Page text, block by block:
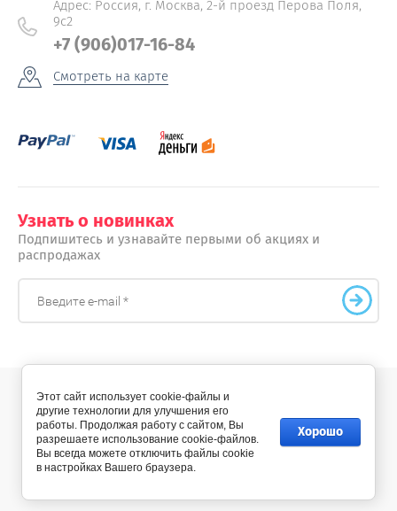
Адрес: Россия, г. Москва, 2-й проезд Перова Поля,
9с2
+7 (906)017-16-84
Смотреть на карте
Узнать о новинках
Подпишитесь и узнавайте первыми об акциях и
распродажах
© 2012 - 2026 skovoroda-shop.ru
Этот сайт использует cookie-файлы и
другие технологии для улучшения его
работы. Продолжая работу с сайтом, Вы
разрешаете использование cookie-файлов.
Вы всегда можете отключить файлы cookie
в настройках Вашего браузера.
Хорошо